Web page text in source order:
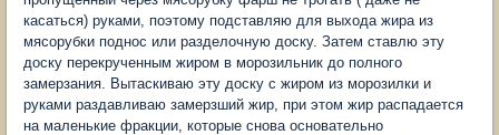
касаться) руками, поэтому подставляю для выхода жира из
мясорубки поднос или разделочную доску. Затем ставлю эту
доску перекрученным жиром в морозильник до полного
замерзания. Вытаскиваю эту доску с жиром из морозилки и
руками раздавливаю замерзший жир, при этом жир распадается
на маленькие фракции, которые снова основательно